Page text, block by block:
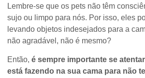
Lembre-se que os pets não têm
sujo ou limpo para nós. Por isso, eles
levando objetos indesejados para a
não agradável, não é mesmo?
Então, é sempre importante se
está fazendo na sua cama para não